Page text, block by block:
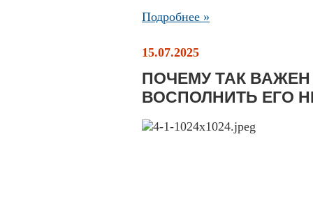
Подробнее »
15.07.2025
ПОЧЕМУ ТАК
ВОСПОЛНИТЬ ЕГО